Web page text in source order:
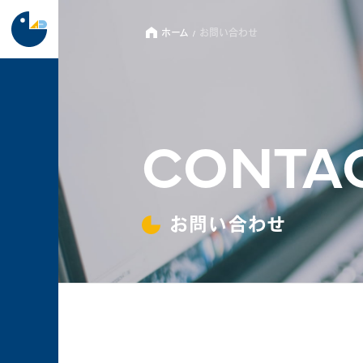
ホーム / お問い合わせ
お問い合わせ